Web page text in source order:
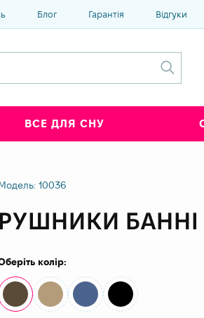
Блог Гарантія Відгуки
ВСЕ ДЛЯ СНУ
10036
РУШНИКИ БАННІ
колір: